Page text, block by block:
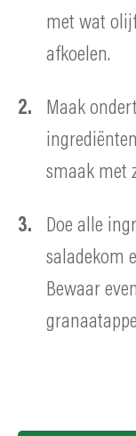
met wat
afkoelen.
Maak
smaak met
Doe alle
saladekom
Bewaar